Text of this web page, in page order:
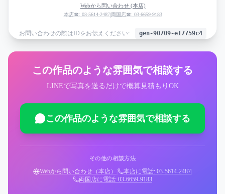
Webから問い合わせ (本店)
本店☎: 03-5614-2487|両国店☎: 03-6659-9183
お問い合わせの際はIDをお伝えください: gen-90709-e17759c4
この作品のような雰囲気で相談する
LINEで写真を送るだけで概算見積もりOK
この作品のような雰囲気で相談する
その他の相談方法
Webから問い合わせ（本店） 本店に電話: 03-5614-2487
両国店に電話: 03-6659-9183